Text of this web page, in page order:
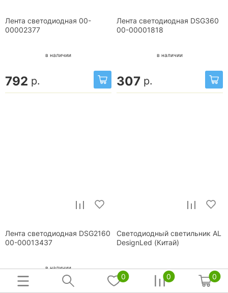
Лента светодиодная 00-
00002377
в наличии
792 р.
Лента светодиодная DSG360
00-00001818
в наличии
307 р.
Лента светодиодная DSG2160
00-00013437
в наличии
Светодиодный светильник AL
DesignLed (Китай)
0 0 0